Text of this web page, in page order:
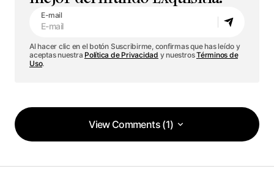
E-mail
Al hacer clic en el botón Suscribirme, confirmas que has leído y
aceptas nuestra Política de Privacidad y nuestrosTérminos de
Uso.
View Comments (1)
View Comments (1)
Si viene de Tomàs Cusiné seguro es un aceite